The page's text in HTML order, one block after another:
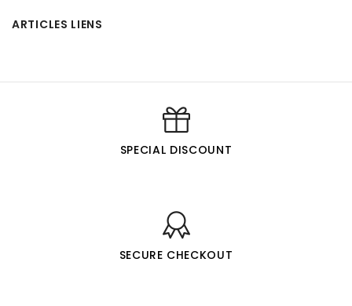
ARTICLES LIENS
SPECIAL DISCOUNT
SECURE CHECKOUT